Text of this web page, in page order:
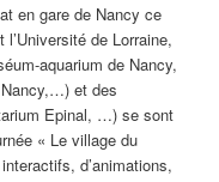
en gare de Nancy ce
de Lorraine,
aquarium de Nancy,
et des
Epinal, …) se sont
« Le village du
d’animations,